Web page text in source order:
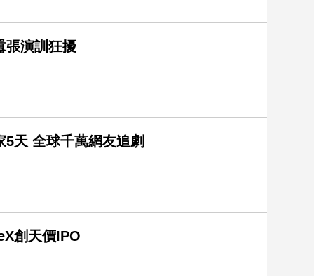
張演訓狂擾
天 全球千萬網友追劇
創天價IPO